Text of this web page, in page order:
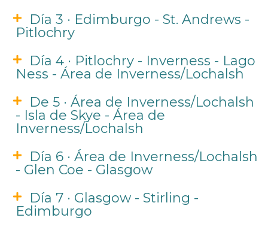
Día 3 · Edimburgo - St. Andrews -
Pitlochry
Día 4 · Pitlochry - Inverness - Lago
Ness - Área de Inverness/Lochalsh
De 5 · Área de Inverness/Lochalsh
- Isla de Skye - Área de
Inverness/Lochalsh
Día 6 · Área de Inverness/Lochalsh
- Glen Coe - Glasgow
Día 7 · Glasgow - Stirling -
Edimburgo